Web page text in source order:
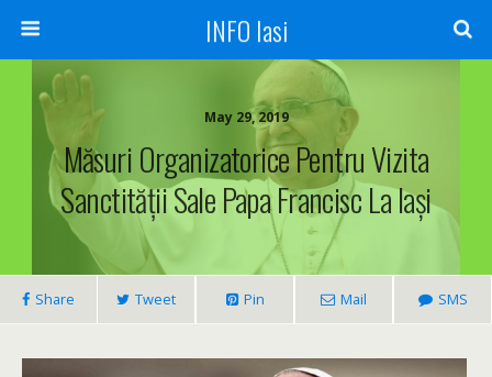
INFO Iasi
May 29, 2019
Măsuri Organizatorice Pentru Vizita
Sanctității Sale Papa Francisc La Iași
Share Tweet Pin Mail SMS